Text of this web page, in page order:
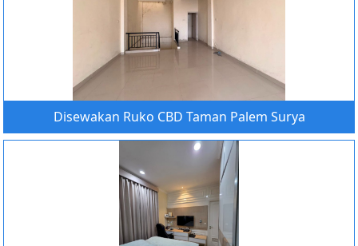
Disewakan Ruko CBD Taman Palem Surya